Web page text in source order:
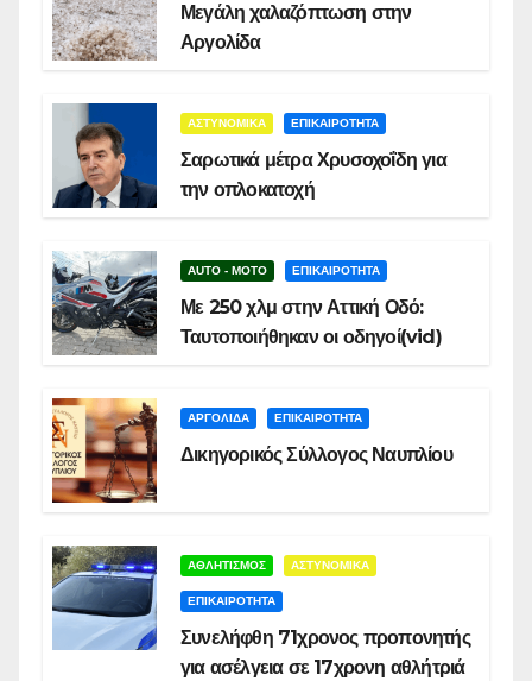
Μεγάλη χαλαζόπτωση στην
Αργολίδα
ΑΣΤΥΝΟΜΙΚΑ ΕΠΙΚΑΙΡΟΤΗΤΑ
Σαρωτικά μέτρα Χρυσοχοΐδη για
την οπλοκατοχή
AUTO - MOTO ΕΠΙΚΑΙΡΟΤΗΤΑ
Με 250 χλμ στην Αττική Οδό:
Ταυτοποιήθηκαν οι οδηγοί(vid)
ΑΡΓΟΛΙΔΑ ΕΠΙΚΑΙΡΟΤΗΤΑ
Δικηγορικός Σύλλογος Ναυπλίου
ΑΘΛΗΤΙΣΜΟΣ ΑΣΤΥΝΟΜΙΚΑ
ΕΠΙΚΑΙΡΟΤΗΤΑ
Συνελήφθη 71χρονος προπονητής
για ασέλγεια σε 17χρονη αθλήτριά